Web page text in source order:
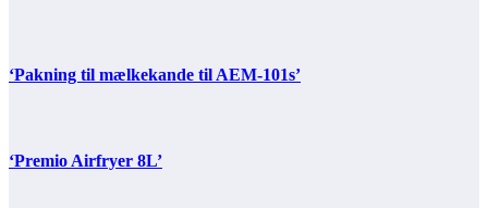
‘Pakning til mælkekande til AEM-101s’
‘Premio Airfryer 8L’